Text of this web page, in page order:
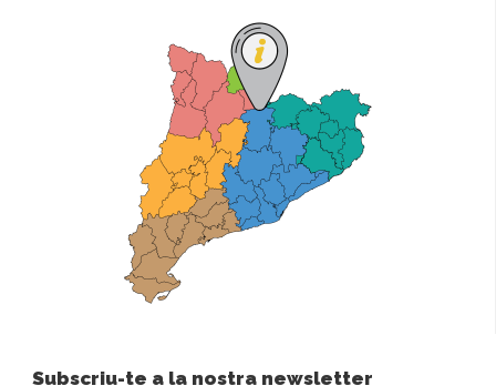
Subscriu-te a la nostra newsletter